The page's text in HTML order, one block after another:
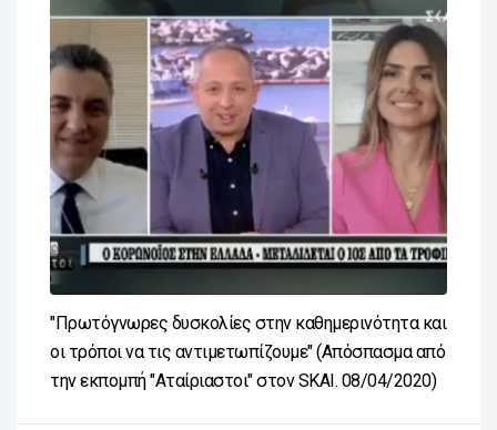
"Πρωτόγνωρες δυσκολίες στην καθημερινότητα και
οι τρόποι να τις αντιμετωπίζουμε" (Απόσπασμα από
την εκπομπή "Αταίριαστοι" στον SKAI. 08/04/2020)